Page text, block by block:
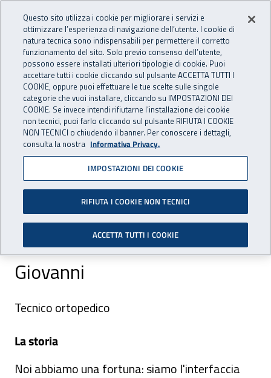
INAIL - Istituto Nazionale
Apri cerca
Navigazione principale
Navigazione - Ti trovi in:
Home Istituto Struttura organizzativa
Uffici Centrali
Direzione centrale assistenza protesica e riabilitazione
Centri protesici e riabilitativi
Storie La storia di Giovanni
La storia di Giovanni
Lavora da tre anni nella sala protesi
transfemorale amputazione sopra ginocchio:
qui si fanno le prove dei pazienti con le protesi.
Giovanni
Tecnico ortopedico
La storia
Noi abbiamo una fortuna: siamo l'interfaccia
Questo sito utilizza i cookie per migliorare i servizi e
ottimizzare l’esperienza di navigazione dell’utente. I cookie di
natura tecnica sono indispensabili per permettere il corretto
funzionamento del sito. Solo previo consenso dell’utente,
possono essere installati ulteriori tipologie di cookie. Puoi
accettare tutti i cookie cliccando sul pulsante ACCETTA TUTTI I
COOKIE, oppure puoi effettuare le tue scelte sulle singole
categorie che vuoi installare, cliccando su IMPOSTAZIONI DEI
COOKIE. Se invece intendi rifiutarne l’installazione dei cookie
non tecnici, puoi farlo cliccando sul pulsante RIFIUTA I COOKIE
NON TECNICI o chiudendo il banner. Per conoscere i dettagli,
consulta la nostra Informativa Privacy.
IMPOSTAZIONI DEI COOKIE
RIFIUTA I COOKIE NON TECNICI
ACCETTA TUTTI I COOKIE